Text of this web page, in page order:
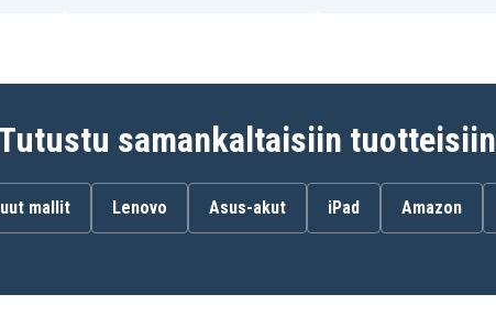
samankaltaisiin tuotteisiin
mallit Lenovo Asus-akut iPad Amazon